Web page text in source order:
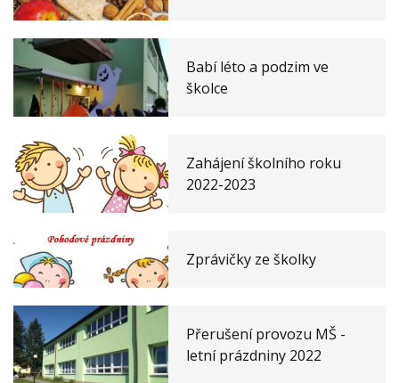
Babí léto a podzim ve
školce
Zahájení školního roku
2022-2023
Zprávičky ze školky
Přerušení provozu MŠ -
letní prázdniny 2022